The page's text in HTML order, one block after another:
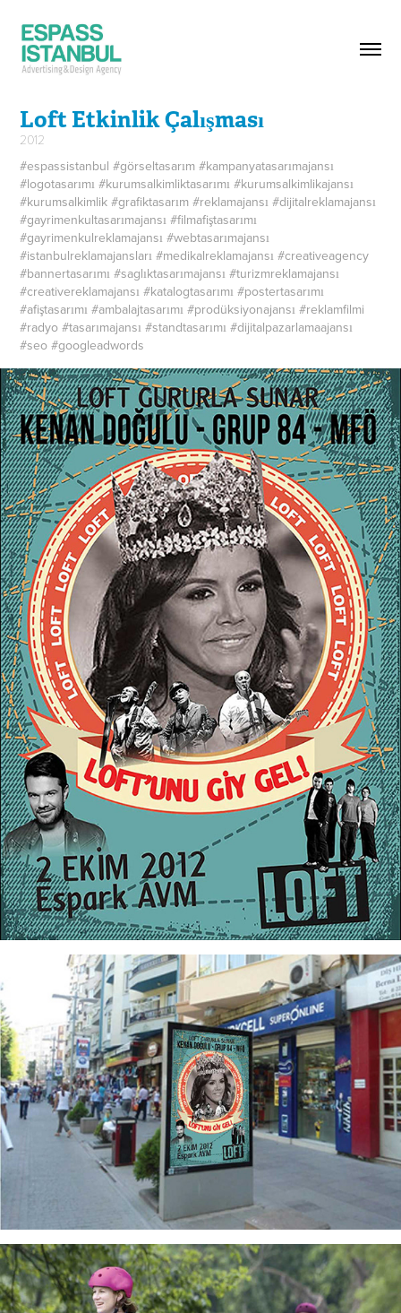
Loft Etkinlik Çalışması
2012
#espassistanbul #görseltasarım #kampanyatasarımajansı
#logotasarımı #kurumsalkimliktasarımı #kurumsalkimlikajansı
#kurumsalkimlik #grafiktasarım #reklamajansı #dijitalreklamajansı
#gayrimenkultasarımajansı #filmafiştasarımı
#gayrimenkulreklamajansı #webtasarımajansı
#istanbulreklamajansları #medikalreklamajansı #creativeagency
#bannertasarımı #saglıktasarımajansı #turizmreklamajansı
#creativereklamajansı #katalogtasarımı #postertasarımı
#afiştasarımı #ambalajtasarımı #prodüksiyonajansı #reklamfilmi
#radyo #tasarımajansı #standtasarımı #dijitalpazarlamaajansı
#seo #googleadwords